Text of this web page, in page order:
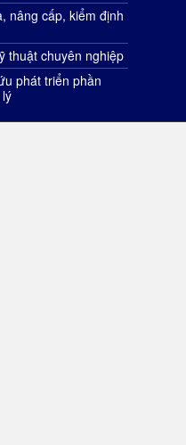
nâng cấp, kiểm định
thuật chuyên nghiệp
phát triển phần